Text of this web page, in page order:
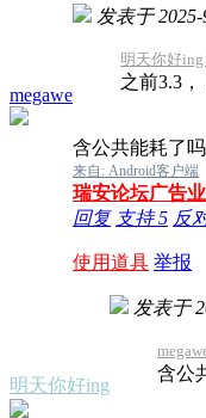
megawe
发表于
明天你好
之前3.3，
含公共能耗了吗
来自: Android客户端
瑞安论坛广告
回复 支持5 反
使用道具 举报
明天你好ing
发表于
含公